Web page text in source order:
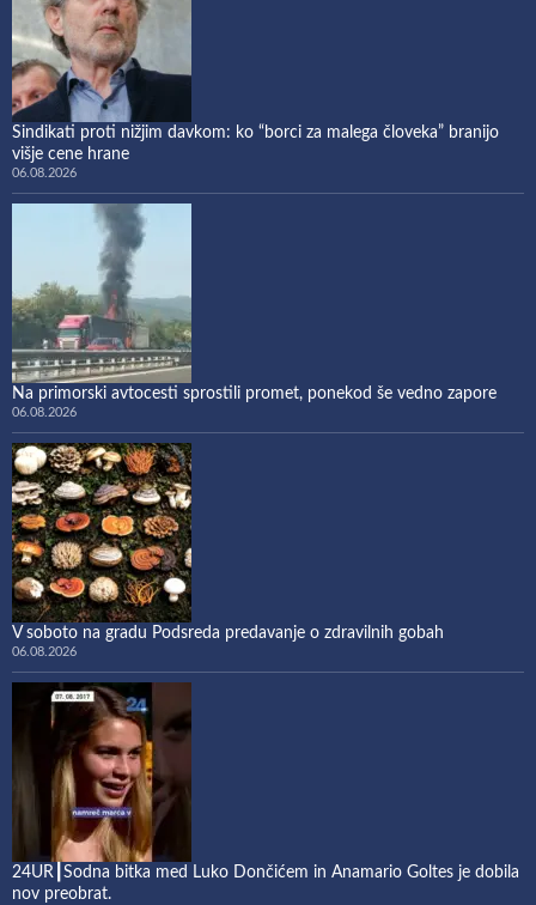
Sindikati proti nižjim davkom: ko “borci za malega človeka” branijo
višje cene hrane
06.08.2026
Na primorski avtocesti sprostili promet, ponekod še vedno zapore
06.08.2026
V soboto na gradu Podsreda predavanje o zdravilnih gobah
06.08.2026
24UR┃Sodna bitka med Luko Dončićem in Anamario Goltes je dobila
nov preobrat.